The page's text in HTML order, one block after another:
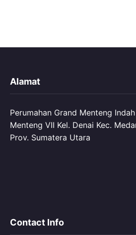
Alamat
Perumahan Grand Menteng
Menteng VII Kel. Denai Kec.
Prov. Sumatera Utara
Contact Info